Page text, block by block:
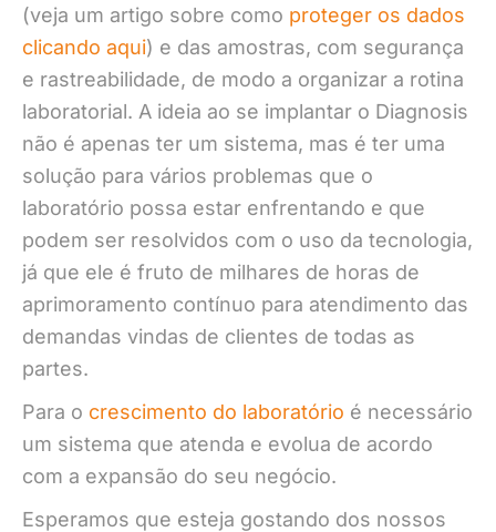
(veja um artigo sobre como proteger os dados
clicando aqui) e das amostras, com segurança
e rastreabilidade, de modo a organizar a rotina
laboratorial. A ideia ao se implantar o Diagnosis
não é apenas ter um sistema, mas é ter uma
solução para vários problemas que o
laboratório possa estar enfrentando e que
podem ser resolvidos com o uso da tecnologia,
já que ele é fruto de milhares de horas de
aprimoramento contínuo para atendimento das
demandas vindas de clientes de todas as
partes.
Para o crescimento do laboratório é necessário
um sistema que atenda e evolua de acordo
com a expansão do seu negócio.
Esperamos que esteja gostando dos nossos